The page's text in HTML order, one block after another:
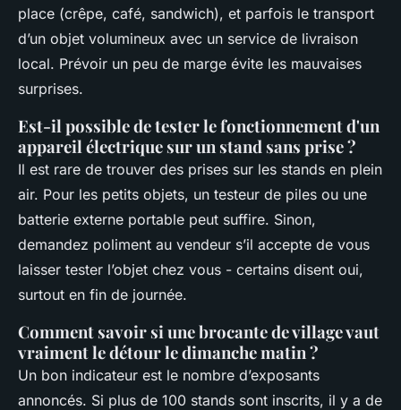
place (crêpe, café, sandwich), et parfois le transport
d’un objet volumineux avec un service de livraison
local. Prévoir un peu de marge évite les mauvaises
surprises.
Est-il possible de tester le fonctionnement d'un
appareil électrique sur un stand sans prise ?
Il est rare de trouver des prises sur les stands en plein
air. Pour les petits objets, un testeur de piles ou une
batterie externe portable peut suffire. Sinon,
demandez poliment au vendeur s’il accepte de vous
laisser tester l’objet chez vous - certains disent oui,
surtout en fin de journée.
Comment savoir si une brocante de village vaut
vraiment le détour le dimanche matin ?
Un bon indicateur est le nombre d’exposants
annoncés. Si plus de 100 stands sont inscrits, il y a de